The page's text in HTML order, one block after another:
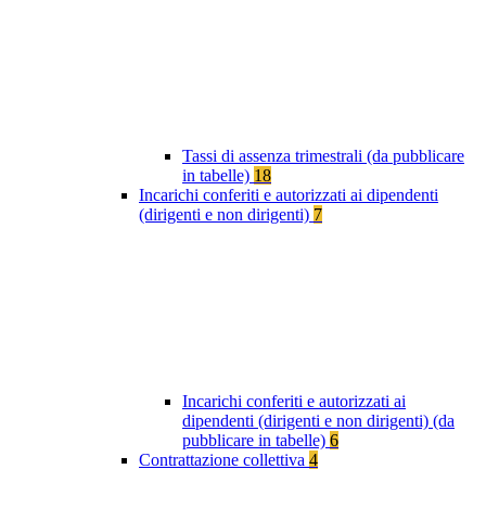
Tassi di assenza trimestrali (da pubblicare
in tabelle) 18
Incarichi conferiti e autorizzati ai dipendenti
(dirigenti e non dirigenti) 7
Incarichi conferiti e autorizzati ai
dipendenti (dirigenti e non dirigenti) (da
pubblicare in tabelle) 6
Contrattazione collettiva 4